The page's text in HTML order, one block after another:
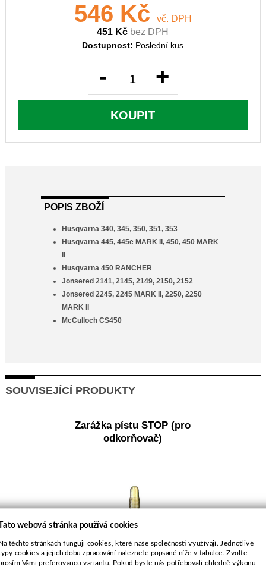
546 Kč
vč. DPH
451 Kč bez DPH
Dostupnost: Poslední kus
- +
KOUPIT
POPIS ZBOŽÍ
Husqvarna 340, 345, 350, 351, 353
Husqvarna 445, 445e MARK II, 450, 450 MARK
Husqvarna 450 RANCHER
Jonsered 2141, 2145, 2149, 2150, 2152
Jonsered 2245, 2245 MARK II, 2250, 2250
MARK II
McCulloch CS450
SOUVISEJÍCÍ PRODUKTY
Zarážka pístu STOP (pro
odkorňovač)
webová stránka používá cookies
těchto stránkách fungují cookies, které naše společnosti využívají. Jednotlivé
cookies a jejich dobu zpracování naleznete popsané níže v tabulce. Zvolte
Vámi preferovanou variantu. Pokud byste nás potřebovali ohledně výkonu